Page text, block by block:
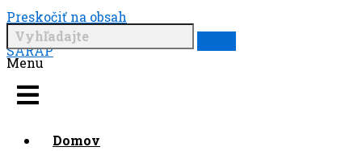
Preskočiť na obsah
SARAP
Menu
Domov